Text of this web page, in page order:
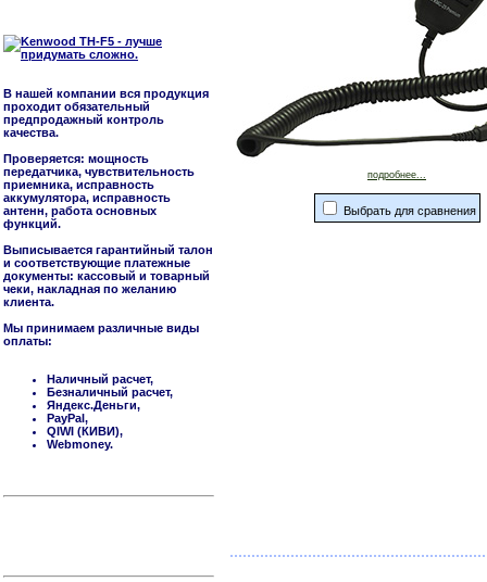
В нашей компании вся продукция
проходит обязательный
предпродажный контроль
качества.
Проверяется: мощность
передатчика, чувствительность
приемника, исправность
аккумулятора, исправность
антенн, работа основных
функций.
Выписывается гарантийный талон
и соответствующие платежные
документы: кассовый и товарный
чеки, накладная по желанию
клиента.
Мы принимаем различные виды
оплаты:
Наличный расчет,
Безналичный расчет,
Яндекс.Деньги,
PayPal,
QIWI (КИВИ),
Webmoney.
подробнее...
Выбрать для сравнения